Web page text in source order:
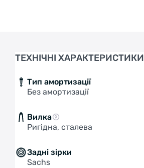
ТЕХНІЧНІ ХАРАКТЕРИСТИКИ
Тип амортизації
Без амортизації
Вилка
Ригідна, сталева
Задні зірки
Sachs